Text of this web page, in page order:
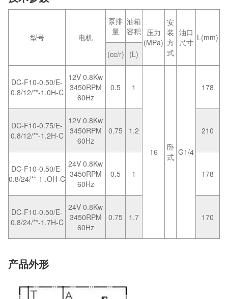
型号 电机
泵排
量
油箱
容积
压力
(MPa)
安
装
方
式
油口
尺寸 L(mm)
(cc/r) (L)
DC-F10-0.50/E-
0.8/12/**-1.0H-C
12V 0.8Kw
3450RPM
60Hz
0.5 1
16
卧
式 G1/4
178
DC-F10-0.75/E-
0.8/12/**-1.2H-C
12V 0.8Kw
3450RPM
60Hz
0.75 1.2 210
DC-F10-0.50/E-
0.8/24/**-1 .OH-C
24V 0.8Kw
3450RPM
60Hz
0.5 1 178
DC-F10-0.50/E-
0.8/24/**-1.7H-C
24V 0.8Kw
3450RPM
60Hz
0.75 1.7 170
产品外形